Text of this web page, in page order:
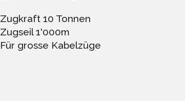
Zugkraft 10 Tonnen
Zugseil 1'000m
Für grosse Kabelzüge